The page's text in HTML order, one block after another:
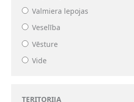
Valmiera lepojas
Veselība
Vēsture
Vide
TERITORIJA